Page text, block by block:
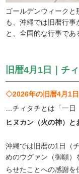
ゴールデンウィーク
も、沖縄では旧暦行
と、全国的な行事であ
旧暦4月1日｜チ
◇2026年の旧暦4月1日
…チィタチとは「一日
ヒヌカン（火の神）と
沖縄では旧暦の1日（
めのウグァン（御願）
らせたことへの感謝